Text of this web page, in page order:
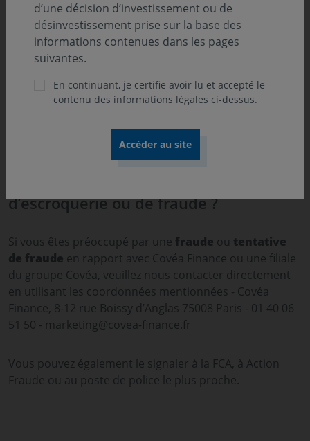
Nous vous appelons à la plus grande vigilance
répondre à aucune sollicitation de placement et/ou
d’investissement qui serait réalisée par le biais de
d’échanges sur les réseaux sociaux et/ou messageries
instantanées.
d’escroquerie ou de fraude ?
Si vous êtes préoccupé par une fraude ou tentative
de fraude en rapport avec Covéa Finance ou une filiale
du groupe Covéa, veuillez nous contacter directement
en utilisant les coordonnées mentionnées - Covéa
Finance, 8-12 rue Boissy d’Anglas 75008 Paris - 01 40 06
51 50 - marketing@covea-finance.fr
Vous pouvez également le signaler à la FCA, à Action
Fraude ou au poste de police le plus proche.
d’une décision d’investissement ou de
désinvestissement prise sur la base des
informations contenues dans les pages
suivantes.
En continuant, je certifie avoir lu et accepté le
contenu des informations légales ci-dessus.